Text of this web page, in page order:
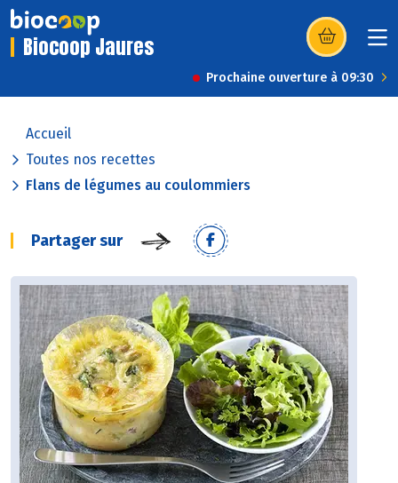
Biocoop Jaures (s’ouvre dans
Prochaine ouverture à 09:30
Accueil
Toutes nos recettes
Flans de légumes au coulommiers
Partager sur